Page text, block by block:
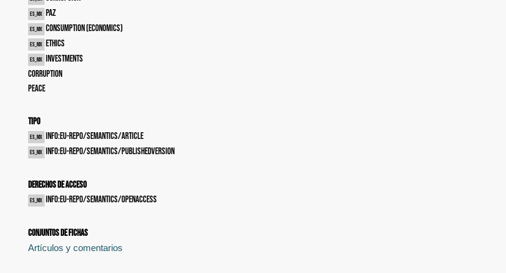
es_MX Paz
es_MX Consumption (Economics)
es_MX Ethics
es_MX Investments
Corruption
Peace
Tipo
es_MX info:eu-repo/semantics/article
es_MX info:eu-repo/semantics/publishedVersion
Derechos de acceso
es_MX info:eu-repo/semantics/openAccess
Conjuntos de fichas
Artículos y comentarios